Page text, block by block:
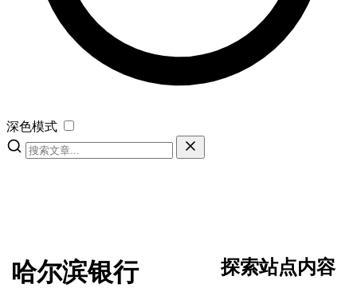
深色模式
哈尔滨银行 探索站点内容